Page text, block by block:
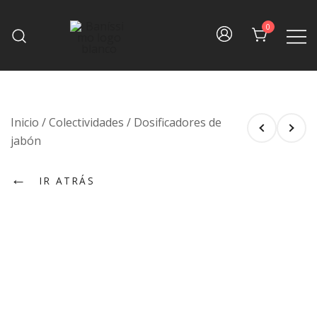
content
Baníssimo
Fine bath design
0
Inicio /Colectividades / Dosificadores de
jabón
← IR ATRÁS